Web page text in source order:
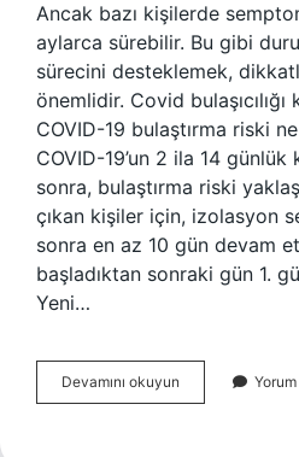
Ancak bazı kişilerde
aylarca sürebilir. Bu gibi
sürecini desteklemek,
önemlidir. Covid
COVID-19 bulaştırma riski
COVID-19’un 2 ila 14
sonra, bulaştırma riski
çıkan kişiler için, izolasyon
sonra en az 10 gün devam
başladıktan sonraki gün 1.
Yeni…
Devamını okuyun
Etkisi
Yorum